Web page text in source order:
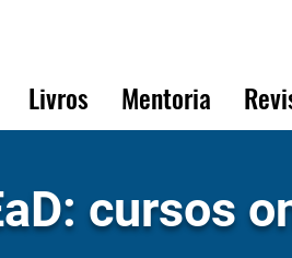
Livros Mentoria
cursos